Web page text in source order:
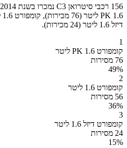
דיזל 1.6 ליטר (24 מכירות).
1
קומפורט PK 1.6 ליטר
76 מסירות
49%
2
קומפורט 1.6 ליטר
56 מסירות
36%
3
קומפורט דיזל 1.6 ליטר
24 מסירות
15%